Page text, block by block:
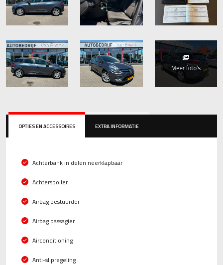
OPTIES EN ACCESSOIRES EXTRA INFORMATIE
Achterbank in delen neerklapbaar
Achterspoiler
Airbag bestuurder
Airbag passagier
Airconditioning
Anti-slipregeling